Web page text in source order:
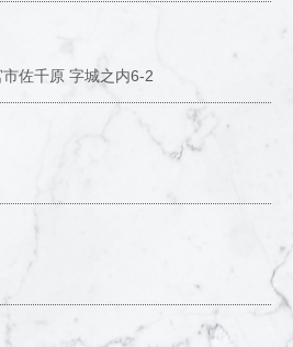
佐千原 字城之内6-2